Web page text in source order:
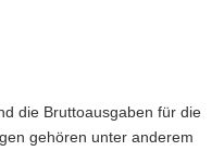
die Bruttoausgaben für die
gehören unter anderem